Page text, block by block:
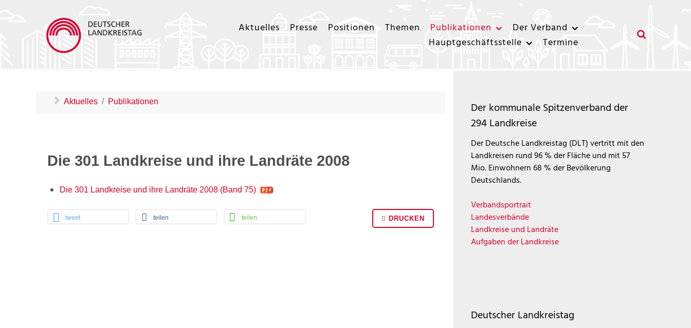
Aktuelles Presse Positionen Themen Publikationen
Der Verband
Hauptgeschäftsstelle
Termine
Aktuelles Publikationen
Die 301 Landkreise und ihre Landräte 2008
Die 301 Landkreise und ihre Landräte 2008 (Band 75)
DRUCKEN
tweet teilen teilen
Der kommunale Spitzenverband der
294 Landkreise
Der Deutsche Landkreistag (DLT) vertritt mit den
Landkreisen rund 96 % der Fläche und mit 57
Mio. Einwohnern 68 % der Bevölkerung
Deutschlands.
Verbandsportrait
Landesverbände
Landkreise und Landräte
Aufgaben der Landkreise
Deutscher Landkreistag